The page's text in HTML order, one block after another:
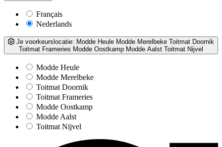
Français
Nederlands
Je voorkeurslocatie: Modde Heule Modde Merelbeke Toitmat Doornik
Toitmat Frameries Modde Oostkamp Modde Aalst Toitmat Nijvel
Modde Heule
Modde Merelbeke
Toitmat Doornik
Toitmat Frameries
Modde Oostkamp
Modde Aalst
Toitmat Nijvel